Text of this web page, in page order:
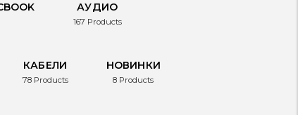
АУДИО
167 Products
КАБЕЛИ
78 Products
НОВИНКИ
8 Products